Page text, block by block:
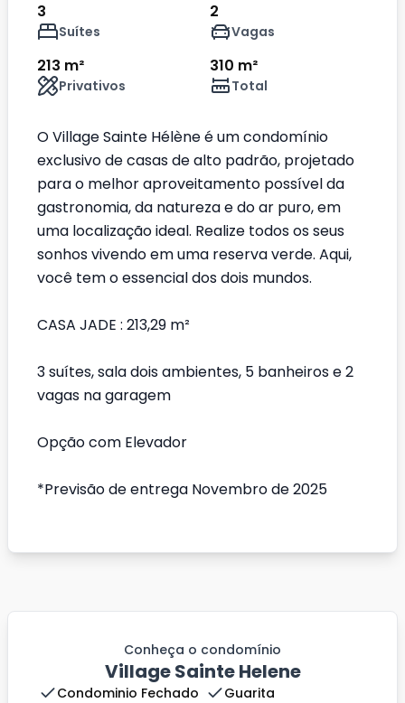
3
Suítes
2
Vagas
213 m²
Privativos
310 m²
Total
O Village Sainte Hélène é um condomínio
exclusivo de casas de alto padrão, projetado
para o melhor aproveitamento possível da
gastronomia, da natureza e do ar puro, em
uma localização ideal. Realize todos os seus
sonhos vivendo em uma reserva verde. Aqui,
você tem o essencial dos dois mundos.
CASA JADE : 213,29 m²
3 suítes, sala dois ambientes, 5 banheiros e 2
vagas na garagem
Opção com Elevador
*Previsão de entrega Novembro de 2025
Conheça o condomínio
Village Sainte Helene
Condominio Fechado
Guarita